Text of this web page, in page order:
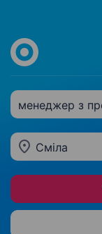
менеджер з
Сміла